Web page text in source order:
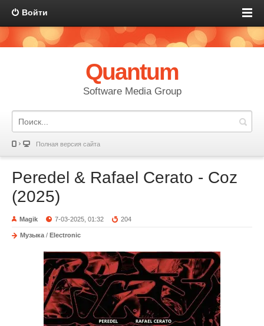
Войти
Quantum
Software Media Group
Полная версия сайта
Peredel & Rafael Cerato - Coz
(2025)
Magik 7-03-2025, 01:32 204
Музыка / Electronic